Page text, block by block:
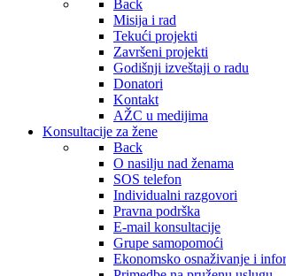
Back
Misija i rad
Tekući projekti
Završeni projekti
Godišnji izveštaji o radu
Donatori
Kontakt
AŽC u medijima
Konsultacije za žene
Back
O nasilju nad ženama
SOS telefon
Individualni razgovori
Pravna podrška
E-mail konsultacije
Grupe samopomoći
Ekonomsko osnaživanje i